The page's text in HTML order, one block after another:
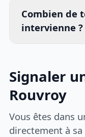
Combien de
intervienne ?
Signaler
Rouvroy
Vous êtes dans
directement à